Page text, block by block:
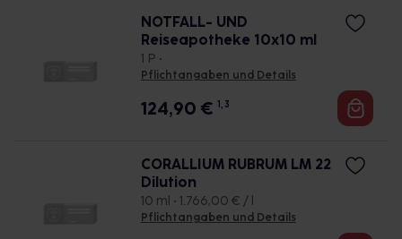
NOTFALL- UND
Reiseapotheke 10x10 ml
1 P •
Pflichtangaben und Details
124,90 € 1, 3
CORALLIUM RUBRUM LM 22
Dilution
10 ml • 1.766,00 € / l
Pflichtangaben und Details